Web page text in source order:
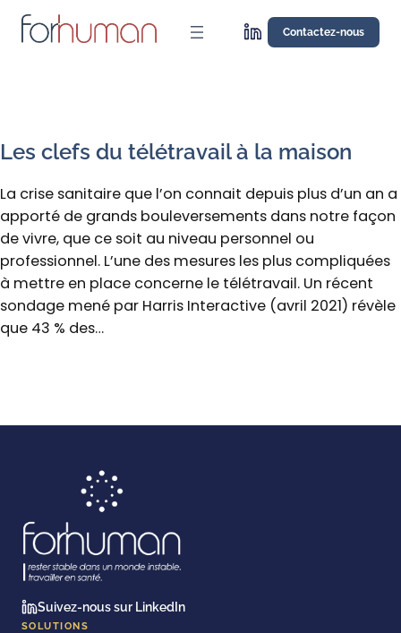
Aller
Contactez-nous
Les clefs du télétravail à la maison
La crise sanitaire que l’on connait depuis plus d’un an a
apporté de grands bouleversements dans notre façon
de vivre, que ce soit au niveau personnel ou
professionnel. L’une des mesures les plus compliquées
à mettre en place concerne le télétravail. Un récent
sondage mené par Harris Interactive (avril 2021) révèle
que 43 % des…
Suivez-nous sur LinkedIn
SOLUTIONS